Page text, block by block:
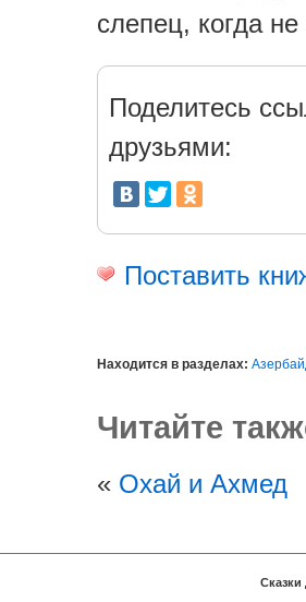
слепец, когда
Поделитесь
друзьями:
Поставить
Находится в разделах:
Читайте
« Охай и Ахмед
Сказки